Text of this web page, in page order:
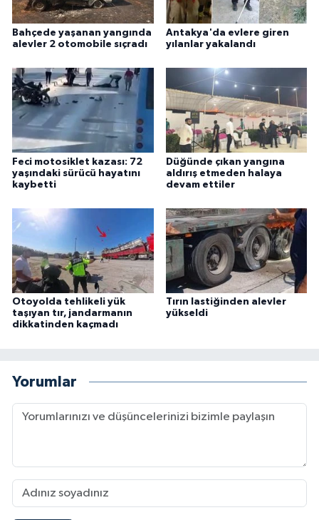
Bahçede yaşanan yangında
alevler 2 otomobile sıçradı
Antakya'da evlere giren
yılanlar yakalandı
Feci motosiklet kazası: 72
yaşındaki sürücü hayatını
kaybetti
Düğünde çıkan yangına
aldırış etmeden halaya
devam ettiler
Otoyolda tehlikeli yük
taşıyan tır, jandarmanın
dikkatinden kaçmadı
Tırın lastiğinden alevler
yükseldi
Yorumlar